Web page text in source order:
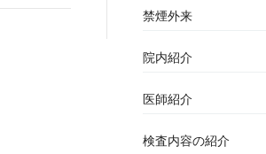
禁煙外来
院内紹介
医師紹介
検査内容の紹介